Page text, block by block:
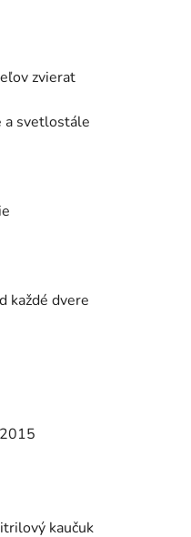
zvierat
a svetlostále
každé dvere
kaučuk